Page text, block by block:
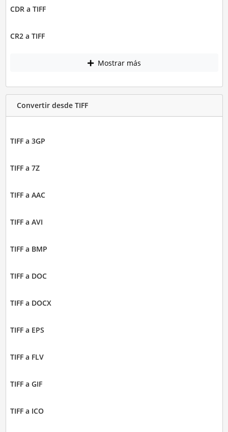
CDR a TIFF
CR2 a TIFF
Mostrar más
Convertir desde TIFF
TIFF a 3GP
TIFF a 7Z
TIFF a AAC
TIFF a AVI
TIFF a BMP
TIFF a DOC
TIFF a DOCX
TIFF a EPS
TIFF a FLV
TIFF a GIF
TIFF a ICO